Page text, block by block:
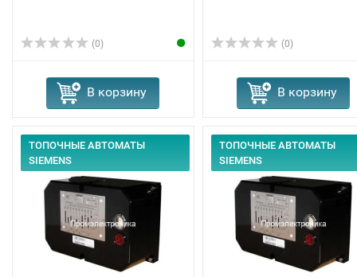
(0)
В корзину
(0)
В корзину
ТОПОЧНЫЕ АВТОМАТЫ
SIEMENS
ТОПОЧНЫЕ АВТОМАТЫ
SIEMENS